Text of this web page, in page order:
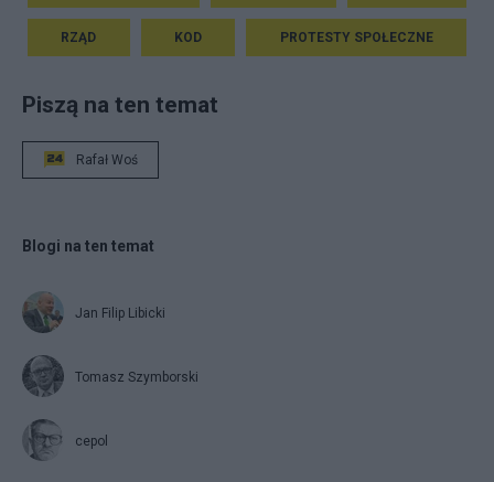
RZĄD KOD PROTESTY SPOŁECZNE
Piszą na ten temat
Rafał Woś
Blogi na ten temat
Jan Filip Libicki
Tomasz Szymborski
cepol